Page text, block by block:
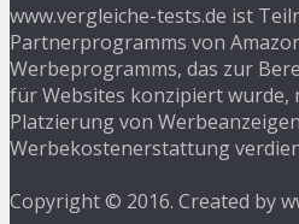
www.vergleiche-tests.de ist
Partnerprogramms von
Werbeprogramms, das zur
für Websites konzipiert wurde,
Platzierung von
Werbekostenerstattung
Copyright © 2016. Created by